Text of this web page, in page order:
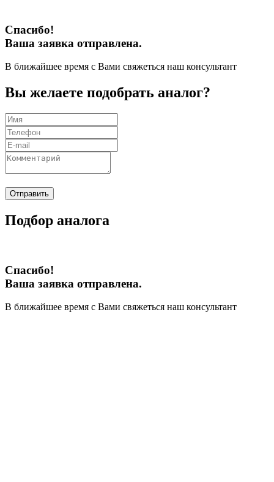
Спасибо!
Ваша заявка отправлена.
В ближайшее время с Вами свяжеться наш консультант
Вы желаете подобрать аналог?
Отправить
Подбор аналога
Спасибо!
Ваша заявка отправлена.
В ближайшее время с Вами свяжеться наш консультант